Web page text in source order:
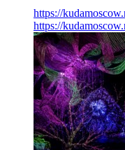
https://
https://